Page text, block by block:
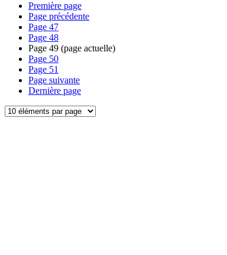
Première page
Page précédente
Page 47
Page 48
Page 49 (page actuelle)
Page 50
Page 51
Page suivante
Dernière page